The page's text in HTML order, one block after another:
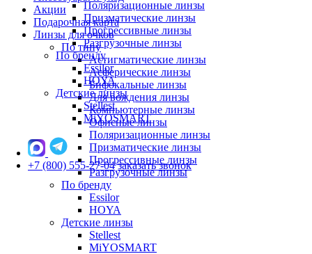
Акции
Подарочная карта
Линзы для очков
По типу
Астигматические линзы
Асферические линзы
Бифокальные линзы
Для вождения линзы
Компьютерные линзы
Офисные линзы
Поляризационные линзы
Призматические линзы
Прогрессивные линзы
Разгрузочные линзы
По бренду
Essilor
HOYA
Детские линзы
Stellest
MiYOSMART
Поляризационные линзы
Призматические линзы
Прогрессивные линзы
Разгрузочные линзы
По бренду
Essilor
HOYA
Детские линзы
Stellest
MiYOSMART
+7 (800) 555-27-04 заказать звонок